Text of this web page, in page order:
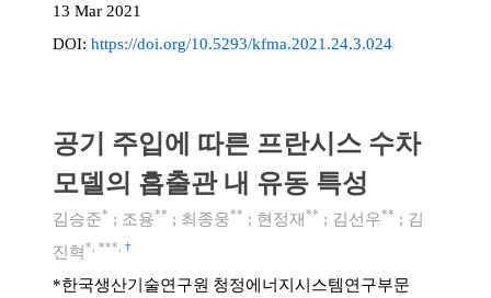
13 Mar 2021
DOI: https://doi.org/10.5293/kfma.2021.24.3.024
공기 주입에 따른 프란시스 수차
모델의 흡출관 내 유동 특성
김승준* ; 조용** ; 최종웅** ; 현정재 ** ; 김선우** ; 김
진혁* *** †
*한국생산기술연구원 청정에너지시스템연구부문